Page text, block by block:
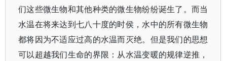
们这些微生物和其他种类的微生物纷纷诞生了。而当
水温在将来达到七八十度的时侯，水中的所有微生物
都将因为不适应过高的水温而灭绝。但是我们的思想
可以超越我们生命的界限：从水温变暖的规律逆推，